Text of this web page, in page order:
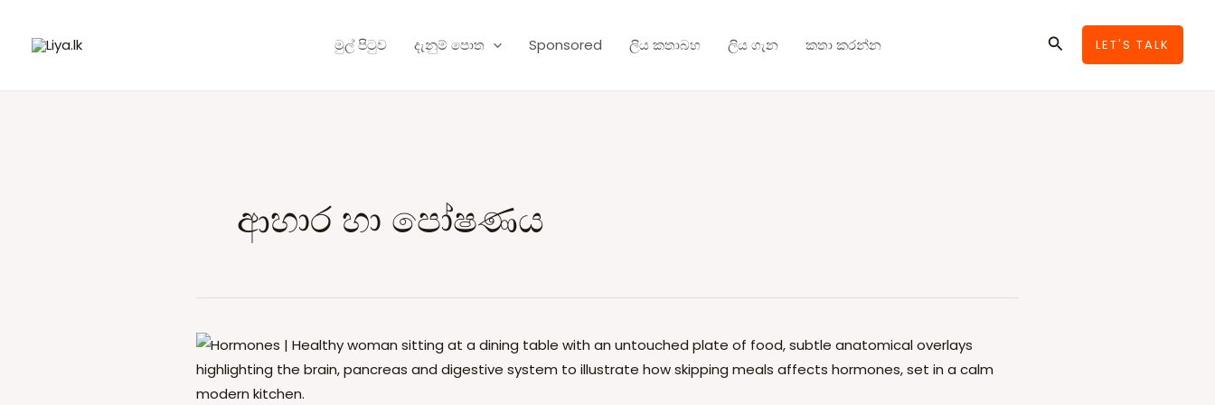
මුල් පිටුව දැනුම් පොත Sponsored ලිය කතාබහ ලිය ගැන කතා කරන්න SearchLET'S TALK
ආහාර හා පෝෂණය
Meal
skip
කරන